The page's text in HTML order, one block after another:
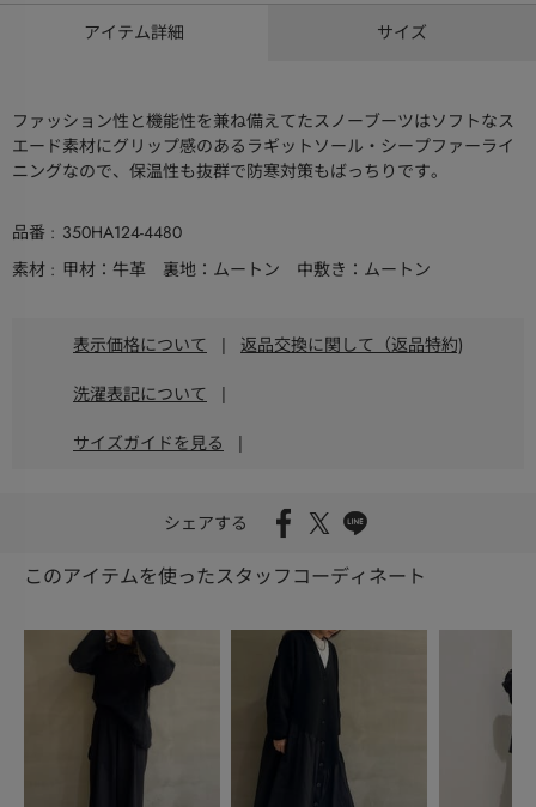
アイテム詳細 サイズ
ファッション性と機能性を兼ね備えてたスノーブーツはソフトなス
エード素材にグリップ感のあるラギットソール・シープファーライ
ニングなので、保温性も抜群で防寒対策もばっちりです。
品番
350HA124-4480
素材
甲材：牛革 裏地：ムートン 中敷き：ムートン
表示価格について | 返品交換に関して（返品特約)
洗濯表記について |
サイズガイドを見る |
シェアする
このアイテムを使ったスタッフコーディネート